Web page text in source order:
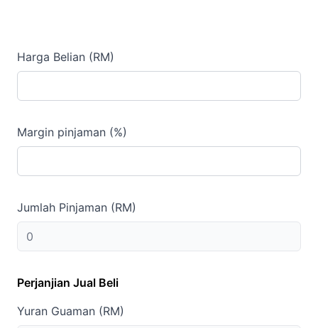
Harga Belian (RM)
Margin pinjaman (%)
Jumlah Pinjaman (RM)
Perjanjian Jual Beli
Yuran Guaman (RM)